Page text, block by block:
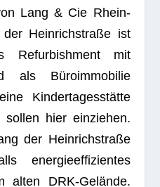
Lang & Cie Rhein-
Hein­rich­straße ist
Refur­bish­ment mit
als Büro­im­mo­bi­lie
Kin­der­ta­ges­stätte
hier ein­zie­hen.
der Hein­rich­straße
ener­gie­ef­fi­zi­en­tes
alten DRK-Gelände.